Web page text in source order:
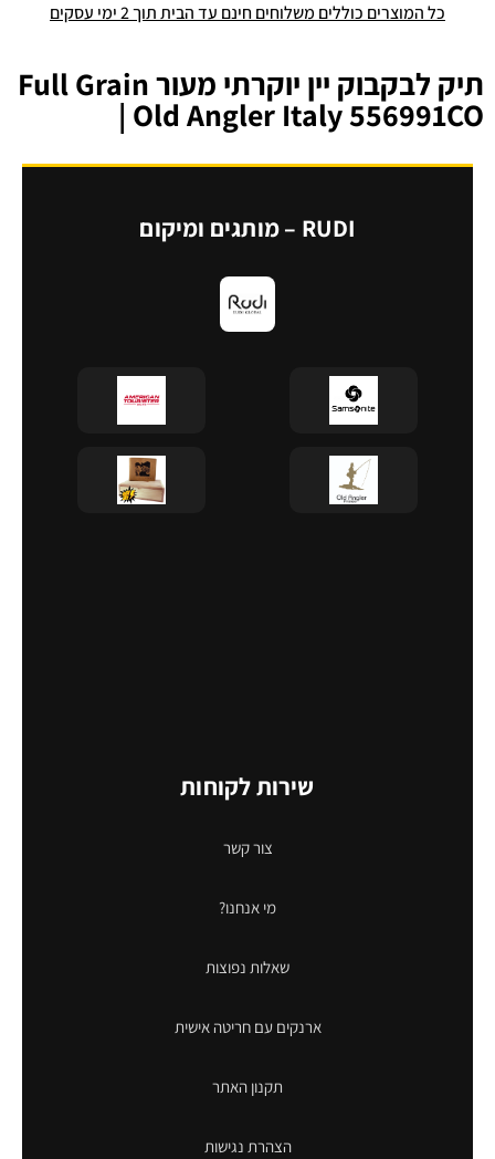
כל המוצרים כוללים משלוחים חינם עד הבית תוך 2 ימי עסקים
תיק לבקבוק יין יוקרתי מעור Full Grain
| Old Angler Italy 556991CO
RUDI – מותגים ומיקום
שירות לקוחות
צור קשר
מי אנחנו?
שאלות נפוצות
ארנקים עם חריטה אישית
תקנון האתר
הצהרת נגישות